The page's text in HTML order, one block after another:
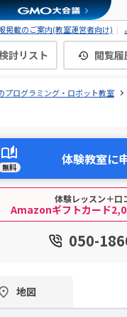
掲載のご案内(教室運営者向け)
討リスト 閲覧履
プログラミング・ロボット教室
無料 体験教室に
体験レッスン＋口
Amazonギフトカード
050-
地図